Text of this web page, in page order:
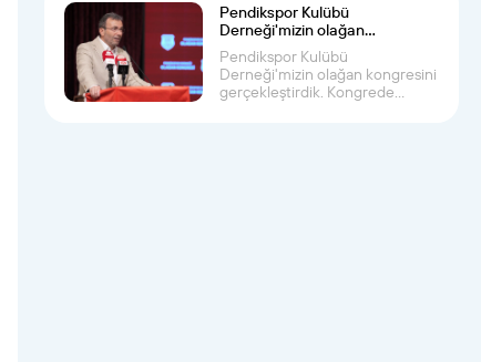
Pendikspor Kulübü
Derneği'mizin olağan
kongresini gerçekleştirdik
Pendikspor Kulübü
Derneği'mizin olağan kongresini
gerçekleştirdik. Kongrede